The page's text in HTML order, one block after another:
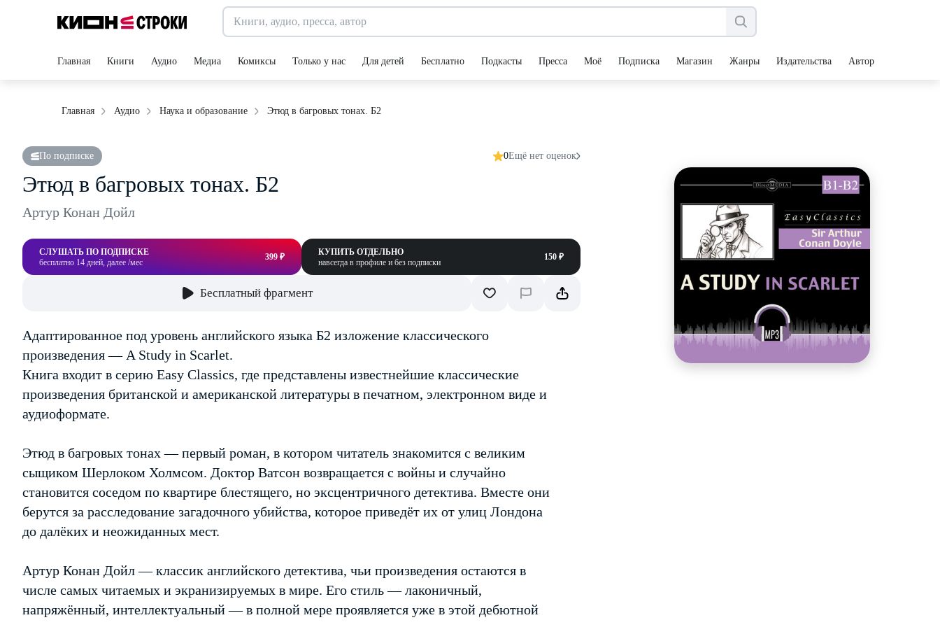
Главная Книги Аудио Медиа Комиксы Только у нас Для детей Бесплатно Подкасты Пресса Моё Подписка Магазин Жанры Издательства Авторы
Главная Аудио Наука и образование Этюд в багровых тонах. Б2
По подписке 0Ещё нет оценок
Этюд в багровых тонах. Б2
Артур Конан Дойл
СЛУШАТЬ ПО ПОДПИСКЕ
бесплатно 14 дней, далее /мес
399 ₽
КУПИТЬ ОТДЕЛЬНО
навсегда в профиле и без подписки
150 ₽
Бесплатный фрагмент
Адаптированное под уровень английского языка Б2 изложение классического
произведения — A Study in Scarlet.
Книга входит в серию Easy Classics, где представлены известнейшие классические
произведения британской и американской литературы в печатном, электронном виде и
аудиоформате.
Этюд в багровых тонах — первый роман, в котором читатель знакомится с великим
сыщиком Шерлоком Холмсом. Доктор Ватсон возвращается с войны и случайно
становится соседом по квартире блестящего, но эксцентричного детектива. Вместе они
берутся за расследование загадочного убийства, которое приведёт их от улиц Лондона
до далёких и неожиданных мест.
Артур Конан Дойл — классик английского детектива, чьи произведения остаются в
числе самых читаемых и экранизируемых в мире. Его стиль — лаконичный,
напряжённый, интеллектуальный — в полной мере проявляется уже в этой дебютной